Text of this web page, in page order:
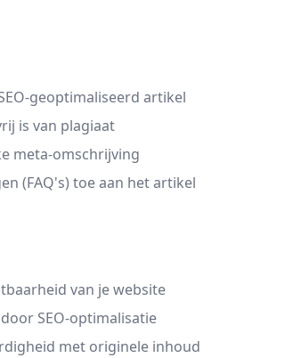
geoptimaliseerd artikel
is van plagiaat
meta-omschrijving
(FAQ's) toe aan het artikel
van je website
SEO-optimalisatie
met originele inhoud